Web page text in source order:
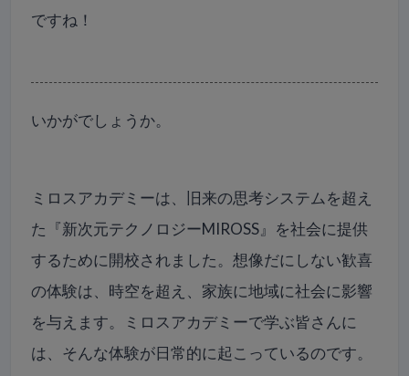
ですね！
いかがでしょうか。
ミロスアカデミーは、旧来の思考システムを超え
た『新次元テクノロジーMIROSS』を社会に提供
するために開校されました。想像だにしない歓喜
の体験は、時空を超え、家族に地域に社会に影響
を与えます。ミロスアカデミーで学ぶ皆さんに
は、そんな体験が日常的に起こっているのです。